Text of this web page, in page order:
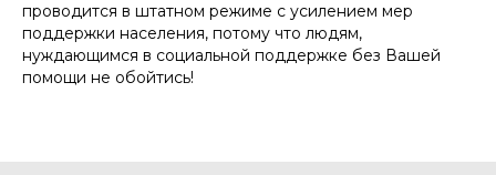
проводится в штатном режиме с усилением мер
поддержки населения, потому что людям,
нуждающимся в социальной поддержке без Вашей
помощи не обойтись!